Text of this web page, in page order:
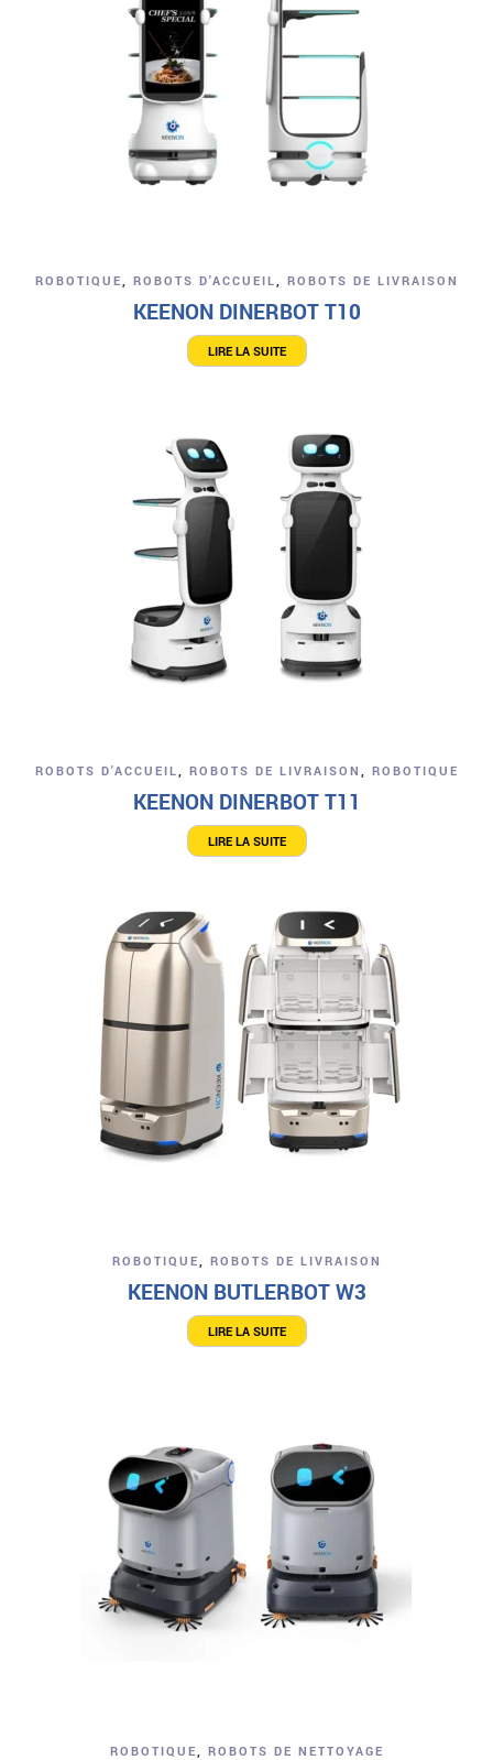
ROBOTIQUE ROBOTS D'ACCUEIL ROBOTS DE LIVRAISON
KEENON DINERBOT T10
LIRE LA SUITE
ROBOTS D'ACCUEIL ROBOTS DE LIVRAISON ROBOTIQUE
KEENON DINERBOT T11
LIRE LA SUITE
ROBOTIQUE ROBOTS DE LIVRAISON
KEENON BUTLERBOT W3
LIRE LA SUITE
ROBOTIQUE ROBOTS DE NETTOYAGE